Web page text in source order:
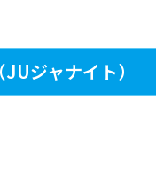
ジャナイト）